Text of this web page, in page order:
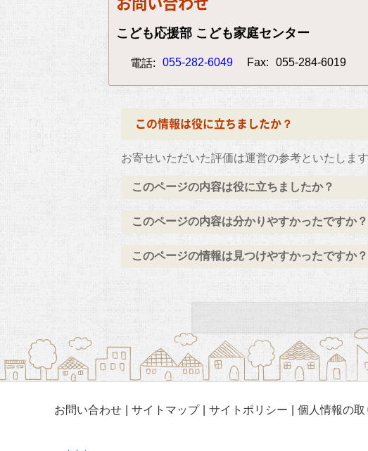
こども応援部 こども家庭センター
電話: 055-282-6049 Fax: 055-284-6019
この情報は役に立ちましたか？
お寄せいただいた評価は運営の参考といたします
このページの内容は役に立ちましたか？
このページの内容は分かりやすかったですか？
このページの情報は見つけやすかったですか？
お問い合わせ サイトマップ サイトポリシー 個人情報の取